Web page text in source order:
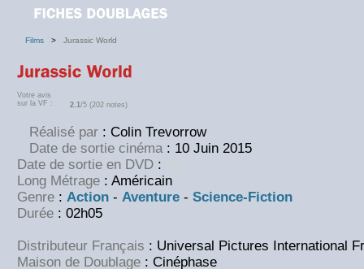
Films > Jurassic World
Votre avis
sur la VF :
2.1/5 (202 notes)
Réalisé par : Colin Trevorrow
Date de sortie cinéma : 10 Juin 2015
Date de sortie en DVD :
Long Métrage : Américain
Genre : Action - Aventure - Science-Fiction
Durée : 02h05
Distributeur Français : Universal Pictures International
Maison de Doublage : Cinéphase